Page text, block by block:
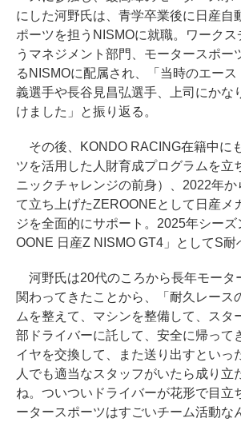
にした河野氏は、青学卒業後に日産自
ポーツを担うNISMOに就職。ワークス
うマネジメント部門、モータースポー
るNISMOに配属され、「当時のエー
義選手や長谷見昌弘選手、上司にかな
けました」と振り返る。
その後、KONDO RACING在籍中に
ツを活用した人財育成プログラムを立
ニックチャレンジの前身）、2022年か
て立ち上げたZEROONEとして日産メ
ジを全面的にサポート。2025年シー
OONE 日産Z NISMO GT4」としてS耐
河野氏は20代のころから長年モータ
関わってきたことから、「耐久レース
ムを整えて、マシンを整備して、スタ
部ドライバーに託して、安全に帰って
イヤを交換して、また送り出すといっ
人でも適当なスタッフがいたら成り立
ね。ついついドライバーが花形で目立
ータースポーツはすごいチーム活動な